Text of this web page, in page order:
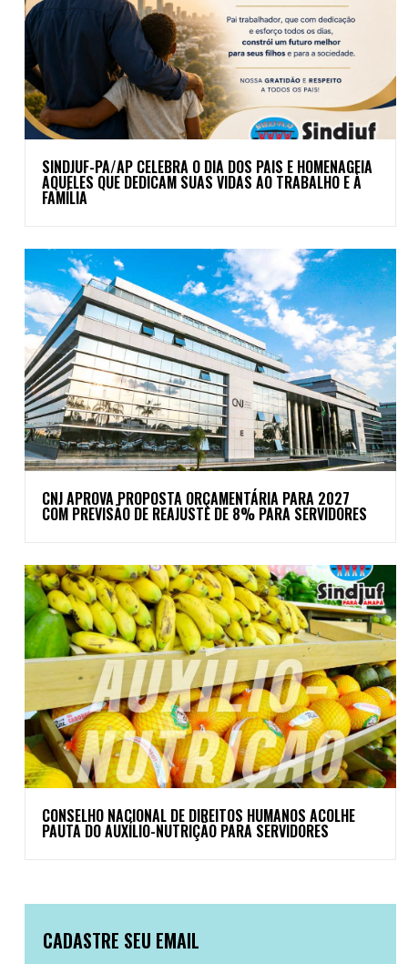
SINDJUF-PA/AP CELEBRA O DIA DOS PAIS E HOMENAGEIA
AQUELES QUE DEDICAM SUAS VIDAS AO TRABALHO E À
FAMÍLIA
CNJ APROVA PROPOSTA ORÇAMENTÁRIA PARA 2027
COM PREVISÃO DE REAJUSTE DE 8% PARA SERVIDORES
CONSELHO NACIONAL DE DIREITOS HUMANOS ACOLHE
PAUTA DO AUXÍLIO-NUTRIÇÃO PARA SERVIDORES
CADASTRE SEU EMAIL